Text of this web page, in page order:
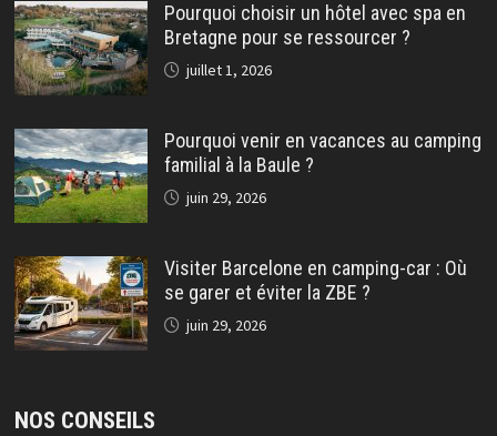
Pourquoi choisir un hôtel avec spa en
Bretagne pour se ressourcer ?
juillet 1, 2026
Pourquoi venir en vacances au camping
familial à la Baule ?
juin 29, 2026
Visiter Barcelone en camping-car : Où
se garer et éviter la ZBE ?
juin 29, 2026
NOS CONSEILS